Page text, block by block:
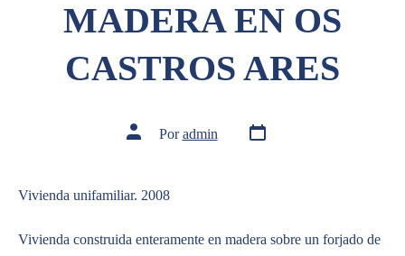
MADERA EN OS
CASTROS ARES
Poradmin
Vivienda unifamiliar. 2008
Vivienda construida enteramente en madera sobre un forjado de